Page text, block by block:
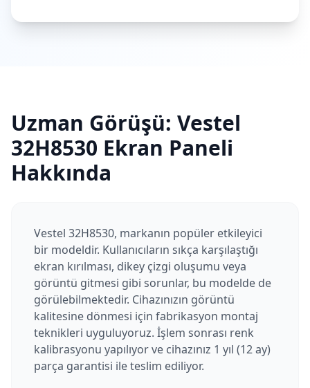
Uzman Görüşü: Vestel
32H8530 Ekran Paneli
Hakkında
Vestel 32H8530, markanın popüler etkileyici
bir modeldir. Kullanıcıların sıkça karşılaştığı
ekran kırılması, dikey çizgi oluşumu veya
görüntü gitmesi gibi sorunlar, bu modelde de
görülebilmektedir. Cihazınızın görüntü
kalitesine dönmesi için fabrikasyon montaj
teknikleri uyguluyoruz. İşlem sonrası renk
kalibrasyonu yapılıyor ve cihazınız 1 yıl (12 ay)
parça garantisi ile teslim ediliyor.